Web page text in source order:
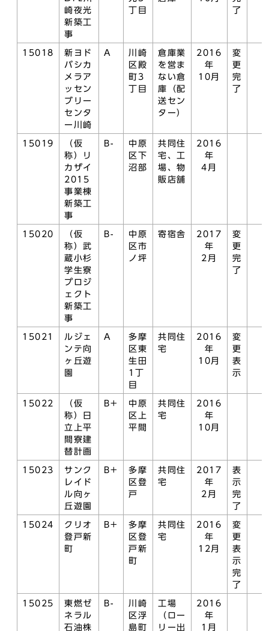
崎夜光
新築工
事
丁目
了
15018
新ヨド
バシカ
メラア
ッセン
ブリー
センタ
ー川崎
A
川崎
区殿
町3
丁目
倉庫業
を営ま
ない倉
庫（配
送セン
ター）
2016
年
10月
変
更
完
了
15019
（仮
称）リ
カザイ
2015
事業棟
新築工
事
B-
中原
区下
沼部
共同住
宅、工
場、物
販店舗
2016
年
4月
15020
（仮
称）武
蔵小杉
学生寮
プロジ
ェクト
新築工
事
B-
中原
区市
ノ坪
寄宿舎
2017
年
2月
変
更
完
了
15021
ルジェ
ンテ向
ヶ丘遊
園
A
多摩
区東
生田
1丁
目
共同住
宅
2016
年
10月
変
更
表
示
15022
（仮
称）日
立上平
間寮建
替計画
B+
中原
区上
平間
共同住
宅
2016
年
10月
15023
サンク
レイド
ル向ヶ
丘遊園
B+
多摩
区登
戸
共同住
宅
2017
年
2月
表
示
完
了
15024
クリオ
登戸新
町
B+
多摩
区登
戸新
町
共同住
宅
2016
年
12月
変
更
表
示
完
了
15025
東燃ゼ
ネラル
石油株
B-
川崎
区浮
島町
工場
（ロー
リー出
2016
年
1月